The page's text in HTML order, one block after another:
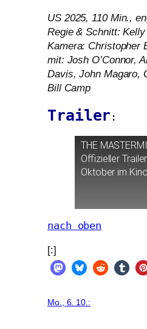
US2025, 110 Min.,
Regie& Schnitt:
Kamera: Christopher
mit: Josh O’Connor,
Davis, John Magaro,
Bill Camp
Trailer :
THE
Offizieller
Oktober im Kino
nach oben
[:]
Mo., 6. 10.: